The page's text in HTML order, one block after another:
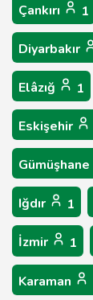
Çankırı 1
Diyarbakır
Elâzığ 1
Eskişehir
Gümüşhane
Iğdır 1
İzmir 1
Karaman